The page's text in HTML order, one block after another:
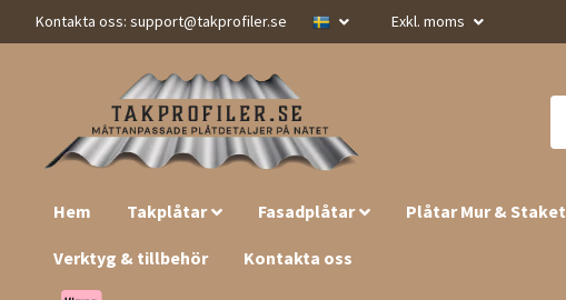
Kontakta oss: support@takprofiler.se Exkl. moms
Hem Takplåtar Fasadplåtar Plåtar Mur & Staket
Verktyg & tillbehör Kontakta oss